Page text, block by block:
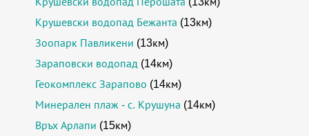
Крушевски водопад Бежанта (13км)
Зоопарк Павликени (13км)
Зараповски водопад (14км)
Геокомплекс Зарапово (14км)
Минерален плаж - с. Крушуна (14км)
Връх Арлапи (15км)